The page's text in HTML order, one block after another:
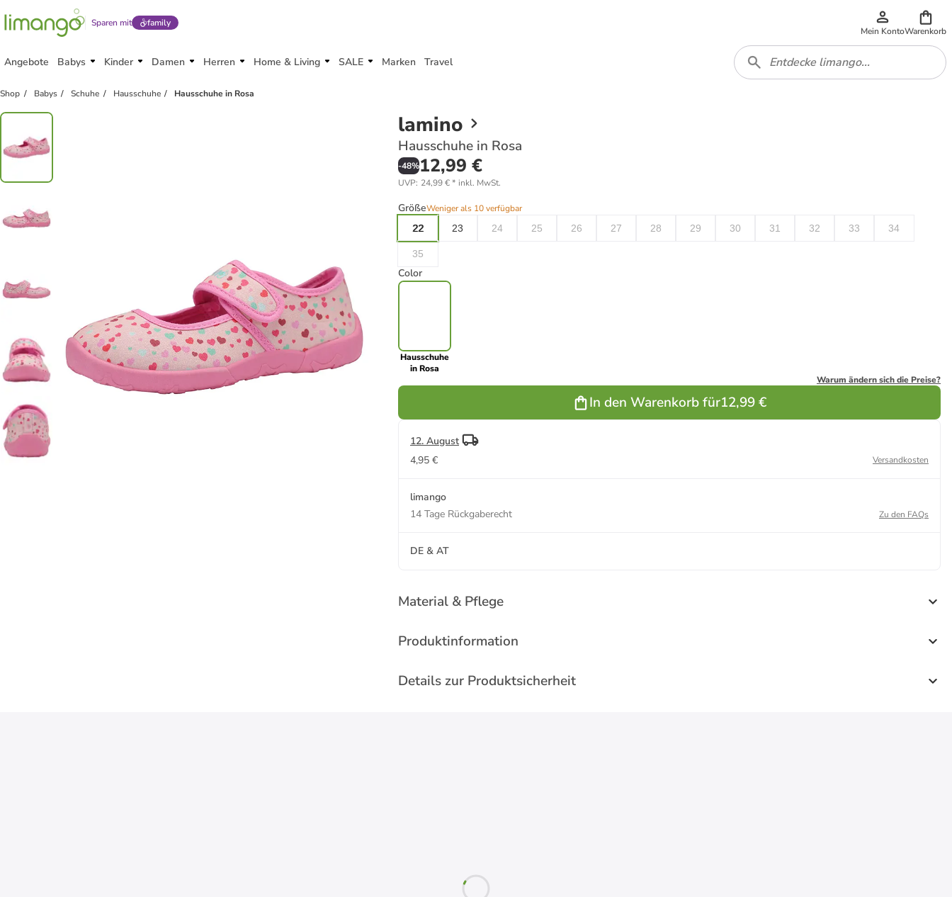
Sparen mit family
Mein KontoWarenkorb
Angebote Babys Kinder Damen Herren Home & Living SALE Marken Travel
Shop Babys Schuhe Hausschuhe Hausschuhe in Rosa
lamino
Hausschuhe in Rosa
-48%12,99 €
UVP: 24,99 €* inkl. MwSt.
GrößeWeniger als 10 verfügbar
22
23 24 25 26 27 28 29 30 31 32 33 34
35
Color
Hausschuhe
in Rosa
Warum ändern sich die Preise?
In den Warenkorb für12,99 €
12. August
4,95 €
Versandkosten
limango
14 Tage Rückgaberecht
Zu den FAQs
DE & AT
Material & Pflege
Produktinformation
Details zur Produktsicherheit